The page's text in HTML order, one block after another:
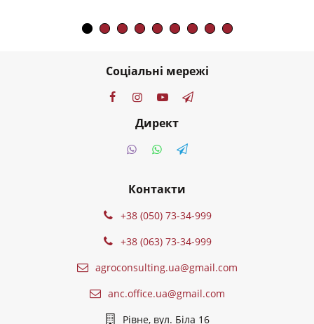
Соціальні мережі
Директ
Контакти
+38 (050) 73-34-999
+38 (063) 73-34-999
agroconsulting.ua@gmail.com
anc.office.ua@gmail.com
Рівне, вул. Біла 16